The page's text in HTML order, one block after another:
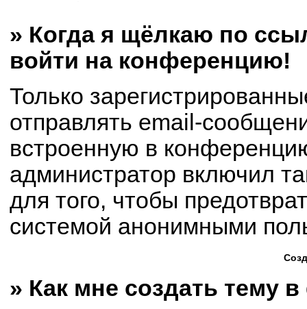
» Когда я щёлкаю по
войти на конференцию!
Только
отправлять email-
встроенную в
администратор включил
для того, чтобы
системой анонимными
» Как мне создать тему